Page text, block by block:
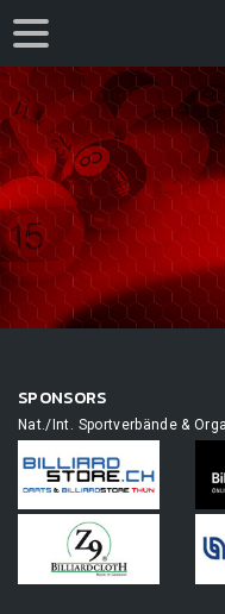
SPONSORS
Nat./Int. Sportverbände &